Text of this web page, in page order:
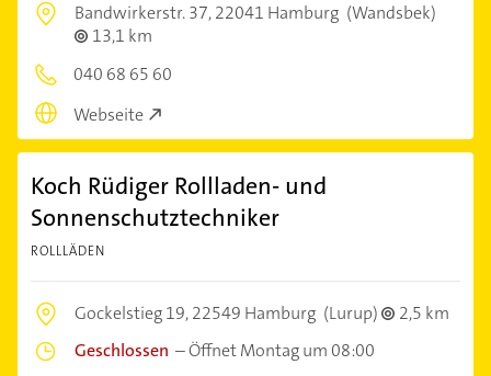
Bandwirkerstr. 37,22041 Hamburg (Wandsbek)
13,1 km
040 68 65 60
Webseite
Koch Rüdiger Rollladen- und
Sonnenschutztechniker
ROLLLÄDEN
Gockelstieg 19,22549 Hamburg (Lurup)
2,5 km
Geschlossen –Öffnet Montag um 08:00